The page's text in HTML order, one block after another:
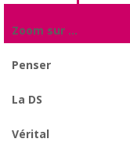
Zoom sur …
Penser
La DS
Vérital